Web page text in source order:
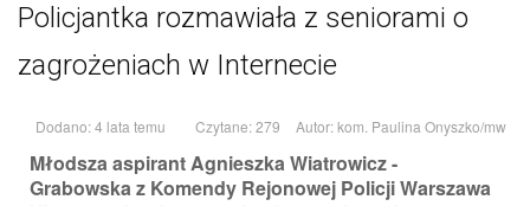
Policjantka rozmawiała z seniorami o
zagrożeniach w Internecie
Dodano: 4 lata temu Czytane: 279 Autor:kom. Paulina Onyszko/mw
Młodsza aspirant Agnieszka Wiatrowicz -
Grabowska z Komendy Rejonowej Policji Warszawa